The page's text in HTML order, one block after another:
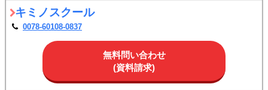
キミノスクール
0078-60108-0837
無料問い合わせ
(資料請求)